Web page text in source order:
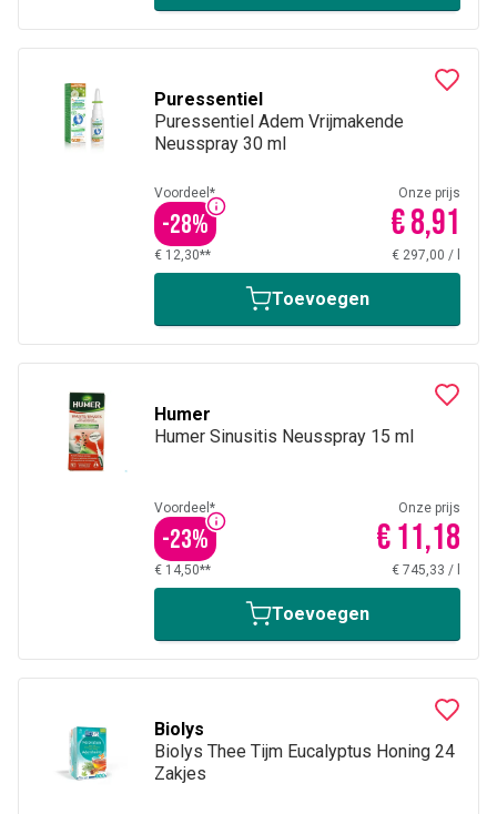
Puressentiel
Puressentiel Adem Vrijmakende
Neusspray 30 ml
Voordeel*
-28%
Onze prijs
€ 8,91
€ 12,30** € 297,00 /
Toevoegen
Humer
Humer Sinusitis Neusspray 15 ml
Voordeel*
-23%
Onze prijs
€ 11,18
€ 14,50** € 745,33 /
Toevoegen
Biolys
Biolys Thee Tijm Eucalyptus Honing 24
Zakjes